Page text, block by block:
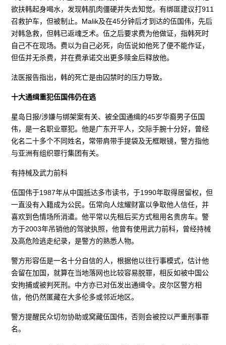
欲扶韩起身喝水，发现韩肌肉僵硬并失去知觉。有绑匪建议打911
召救护车，但被制止。Malik及在45分钟后才到达的伍国伟，先后
对韩急救，但韩已返魂乏术。伍之后要求费为他做证，指韩死时
自己不在现场。费以为自己必死，向伍说如他死了便不能作证，
但伍并无杀费，并在费承诺交出更多赎金后释放他。
法医报告指出，韩的死亡是由囚禁时的压力导致。
十大通缉重犯伍国伟仍在逃
星岛日报/涉嫌与绑架案有关、被全国通缉的45岁华裔男子伍国
伟，是一名职业罪犯。他是广东开平人，交际手腕十分好，曾经
化名二十多个不同姓名，常带肩带手提袋及无框眼镜，警方指他
与亚洲有组织罪行集团有关。
有持械及武力前科
伍国伟于1987年从中国抵达多市读书，于1990年取得居留权，但
一直没有入籍成为公民。伍常向人炫耀财富以争取他人信任，并
喜欢到色情场所消遣。他平常以先租后买方式租用名贵房车。警
方于2003年吊销他的驾驶执照，他曾有使用武力前科，曾经持械
及高危险逃走纪录，是警方的熟悉人物。
警方形容伍是一名十分自信的人，根据他以往行事模式，估计他
会留在加国，就算在当地落网也比较容易脱罪，相反如被中国公
安拘捕或被判死刑。中方亦已对伍发出通缉令。皮尔区警方相
信，他仍然匿藏在大多伦多或邻近地区。
警方提醒民众切勿协助或窝藏伍国伟，否则会被控以严重刑事罪
名。